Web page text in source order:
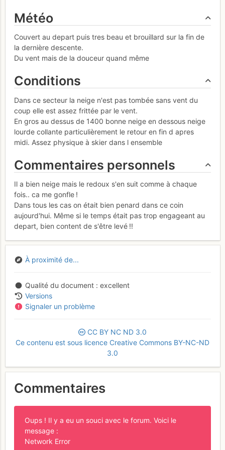
Météo
Couvert au depart puis tres beau et brouillard sur la fin de
la dernière descente.
Du vent mais de la douceur quand même
Conditions
Dans ce secteur la neige n'est pas tombée sans vent du
coup elle est assez frittée par le vent.
En gros au dessus de 1400 bonne neige en dessous neige
lourde collante particulièrement le retour en fin d apres
midi. Assez physique à skier dans l ensemble
Commentaires personnels
Il a bien neige mais le redoux s'en suit comme à chaque
fois.. ca me gonfle !
Dans tous les cas on était bien penard dans ce coin
aujourd'hui. Même si le temps était pas trop engageant au
depart, bien content de s'être levé !!
À proximité de...
Qualité du document
excellent
Versions
Signaler un problème
CC BY NC ND 3.0
Ce contenu est sous licence Creative Commons BY-NC-ND
3.0
Commentaires
Oups ! Il y a eu un souci avec le forum. Voici le
message :
Network Error